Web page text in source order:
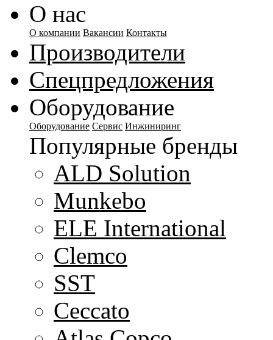
О нас
О компании Вакансии Контакты
Производители
Спецпредложения
Оборудование
Оборудование Сервис Инжиниринг
Популярные бренды
ALD Solution
Munkebo
ELE International
Clemco
SST
Ceccato